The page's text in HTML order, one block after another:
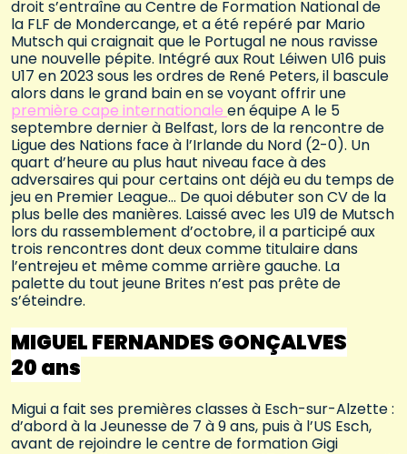
droit s’entraîne au Centre de Formation National de
la FLF de Mondercange, et a été repéré par Mario
Mutsch qui craignait que le Portugal ne nous ravisse
une nouvelle pépite. Intégré aux Rout Léiwen U16 puis
U17 en 2023 sous les ordres de René Peters, il bascule
alors dans le grand bain en se voyant offrir une
première cape internationale en équipe A le 5
septembre dernier à Belfast, lors de la rencontre de
Ligue des Nations face à l’Irlande du Nord (2-0). Un
quart d’heure au plus haut niveau face à des
adversaires qui pour certains ont déjà eu du temps de
jeu en Premier League… De quoi débuter son CV de la
plus belle des manières. Laissé avec les U19 de Mutsch
lors du rassemblement d’octobre, il a participé aux
trois rencontres dont deux comme titulaire dans
l’entrejeu et même comme arrière gauche. La
palette du tout jeune Brites n’est pas prête de
s’éteindre.
MIGUEL FERNANDES GONÇALVES
20 ans
Migui a fait ses premières classes à Esch-sur-Alzette :
d’abord à la Jeunesse de 7 à 9 ans, puis à l’US Esch,
avant de rejoindre le centre de formation Gigi